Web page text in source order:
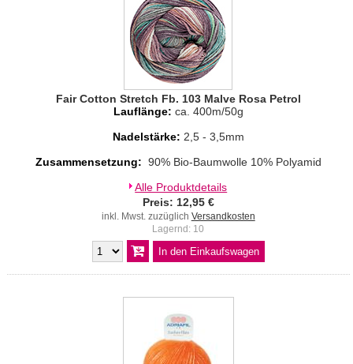
Fair Cotton Stretch Fb. 103 Malve Rosa Petrol
Lauflänge: ca. 400m/50g
Nadelstärke: 2,5 - 3,5mm
Zusammensetzung: 90% Bio-Baumwolle 10% Polyamid
Alle Produktdetails
Preis: 12,95 €
inkl. Mwst. zuzüglich Versandkosten
Lagernd: 10